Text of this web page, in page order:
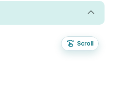
Scroll